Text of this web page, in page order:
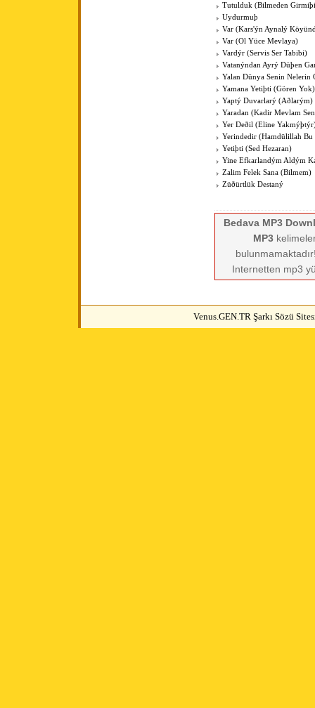
Tutulduk (Bilmeden
Uydurmuþ
Var (Kars'ýn Aynalý
Var (Ol Yüce Mevlaya)
Vardýr (Servis Ser Tabibi)
Vatanýndan Ayrý Düþen
Yalan Dünya Senin Nelerin
Yamana Yetiþti (Gören Yok)
Yaptý Duvarlarý (Aðlarým)
Yaradan (Kadir Mevlam
Yer Deðil (Eline
Yerindedir (Hamdülillah Bu
Yetiþti (Sed Hezaran)
Yine Efkarlandým Aldým
Zalim Felek Sana (Bilmem)
Züðürtlük Destaný
Bedava MP3
MP3
Internetten mp3
Venus.GEN.TR Şarkı Sözü